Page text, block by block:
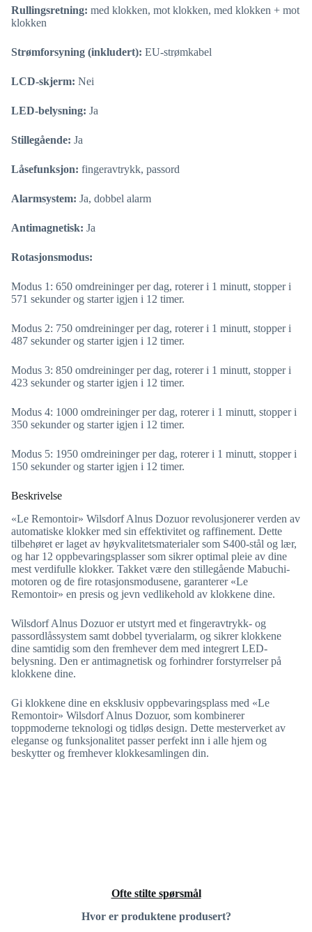
Rullingsretning: med klokken, mot klokken, med klokken + mot
klokken
Strømforsyning (inkludert): EU-strømkabel
LCD-skjerm: Nei
LED-belysning: Ja
Stillegående: Ja
Låsefunksjon: fingeravtrykk, passord
Alarmsystem: Ja, dobbel alarm
Antimagnetisk: Ja
Rotasjonsmodus:
Modus 1: 650 omdreininger per dag, roterer i 1 minutt, stopper i
571 sekunder og starter igjen i 12 timer.
Modus 2: 750 omdreininger per dag, roterer i 1 minutt, stopper i
487 sekunder og starter igjen i 12 timer.
Modus 3: 850 omdreininger per dag, roterer i 1 minutt, stopper i
423 sekunder og starter igjen i 12 timer.
Modus 4: 1000 omdreininger per dag, roterer i 1 minutt, stopper i
350 sekunder og starter igjen i 12 timer.
Modus 5: 1950 omdreininger per dag, roterer i 1 minutt, stopper i
150 sekunder og starter igjen i 12 timer.
Beskrivelse
«Le Remontoir» Wilsdorf Alnus Dozuor revolusjonerer verden av
automatiske klokker med sin effektivitet og raffinement. Dette
tilbehøret er laget av høykvalitetsmaterialer som S400-stål og lær,
og har 12 oppbevaringsplasser som sikrer optimal pleie av dine
mest verdifulle klokker. Takket være den stillegående Mabuchi-
motoren og de fire rotasjonsmodusene, garanterer «Le
Remontoir» en presis og jevn vedlikehold av klokkene dine.
Wilsdorf Alnus Dozuor er utstyrt med et fingeravtrykk- og
passordlåssystem samt dobbel tyverialarm, og sikrer klokkene
dine samtidig som den fremhever dem med integrert LED-
belysning. Den er antimagnetisk og forhindrer forstyrrelser på
klokkene dine.
Gi klokkene dine en eksklusiv oppbevaringsplass med «Le
Remontoir» Wilsdorf Alnus Dozuor, som kombinerer
toppmoderne teknologi og tidløs design. Dette mesterverket av
eleganse og funksjonalitet passer perfekt inn i alle hjem og
beskytter og fremhever klokkesamlingen din.
Ofte stilte spørsmål
Hvor er produktene produsert?